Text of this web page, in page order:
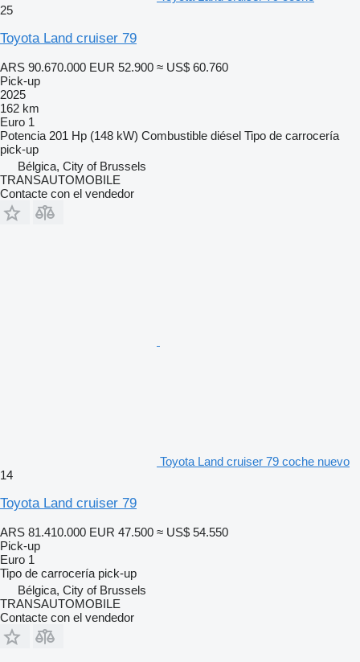
25
Toyota Land cruiser 79
ARS 90.670.000 EUR 52.900 ≈ US$ 60.760
Pick-up
2025
162 km
Euro 1
Potencia 201 Hp (148 kW) Combustible diésel Tipo de carrocería
pick-up
Bélgica, City of Brussels
TRANSAUTOMOBILE
Contacte con el vendedor
Toyota Land cruiser 79 coche nuevo
14
Toyota Land cruiser 79
ARS 81.410.000 EUR 47.500 ≈ US$ 54.550
Pick-up
Euro 1
Tipo de carrocería pick-up
Bélgica, City of Brussels
TRANSAUTOMOBILE
Contacte con el vendedor